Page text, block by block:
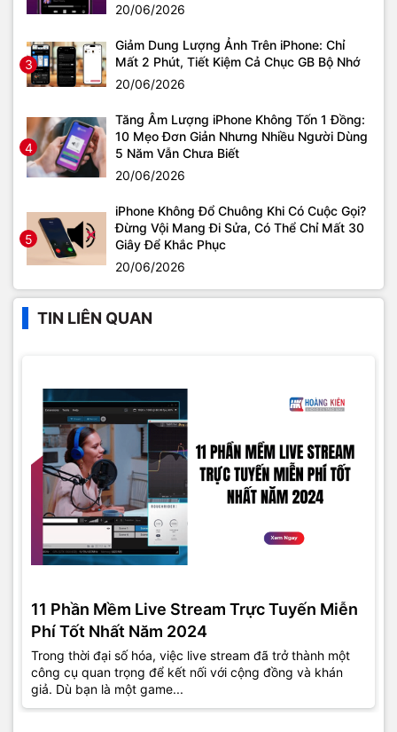
20/06/2026
3
Giảm Dung Lượng Ảnh Trên iPhone: Chỉ
Mất 2 Phút, Tiết Kiệm Cả Chục GB Bộ Nhớ
20/06/2026
4
Tăng Âm Lượng iPhone Không Tốn 1 Đồng:
10 Mẹo Đơn Giản Nhưng Nhiều Người Dùng
5 Năm Vẫn Chưa Biết
20/06/2026
5
iPhone Không Đổ Chuông Khi Có Cuộc Gọi?
Đừng Vội Mang Đi Sửa, Có Thể Chỉ Mất 30
Giây Để Khắc Phục
20/06/2026
TIN LIÊN QUAN
11 Phần Mềm Live Stream Trực Tuyến Miễn
Phí Tốt Nhất Năm 2024
Trong thời đại số hóa, việc live stream đã trở thành một
công cụ quan trọng để kết nối với cộng đồng và khán
giả. Dù bạn là một game...